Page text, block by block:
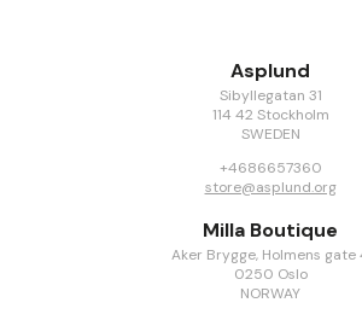
Asplund
Sibyllegatan 31
114 42 Stockholm
SWEDEN
+4686657360
store@asplund.org
Milla Boutique
Aker Brygge, Holmens gate
0250 Oslo
NORWAY